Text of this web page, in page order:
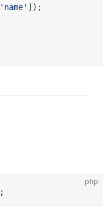
'name' ]);
php
;